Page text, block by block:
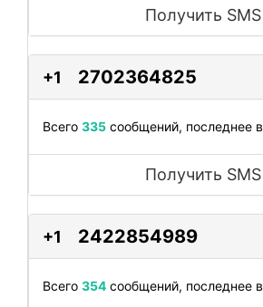
Получить SMS
+1 2702364825
Всего 335 сообщений, последнее в
Получить SMS
+1 2422854989
Всего 354 сообщений, последнее в